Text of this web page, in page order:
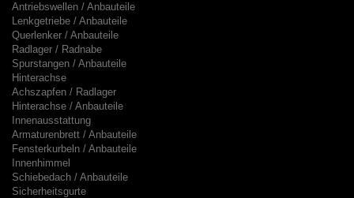
Antriebswellen / Anbauteile
Lenkgetriebe / Anbauteile
Querlenker / Anbauteile
Radlager / Radnabe
Spurstangen / Anbauteile
Hinterachse
Achszapfen / Radlager
Hinterachse / Anbauteile
Innenausstattung
Armaturenbrett / Anbauteile
Fensterkurbeln / Anbauteile
Innenhimmel
Schiebedach / Anbauteile
Sicherheitsgurte